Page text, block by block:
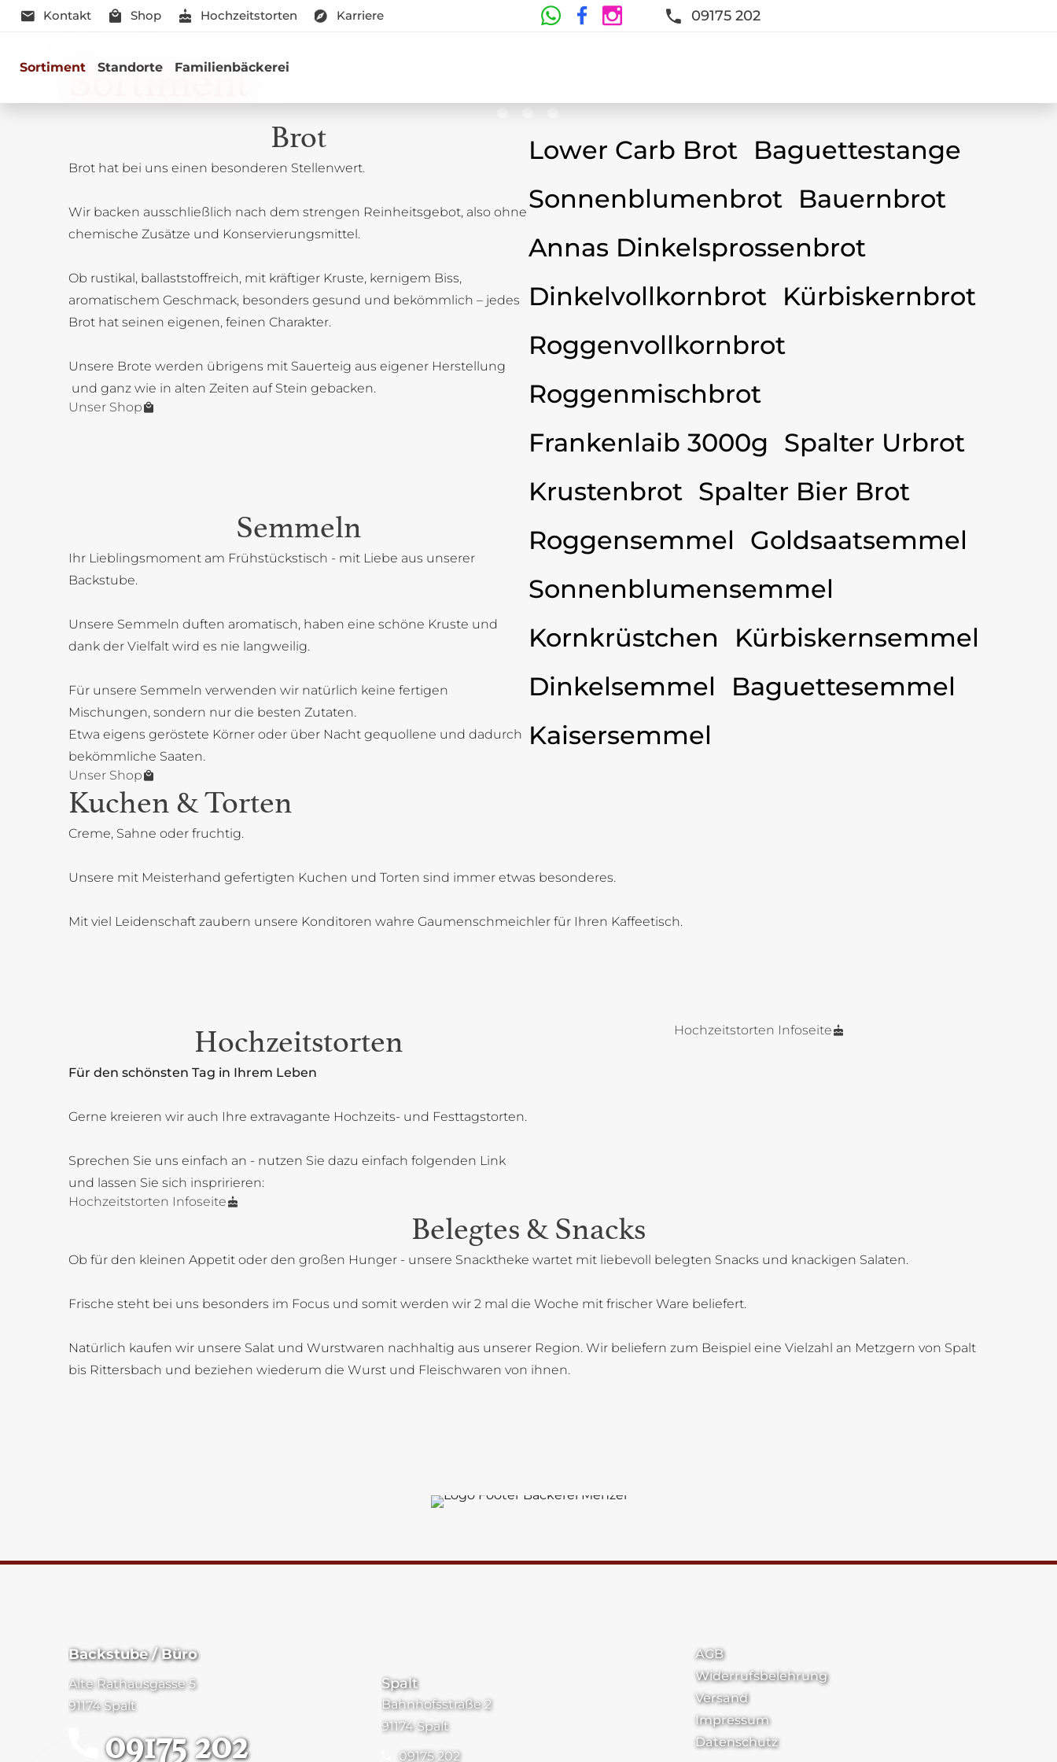
Kontakt Shop Hochzeitstorten Karriere 09175 202
Sortiment Standorte Familienbäckerei
Sortiment
Herzhaft oder süß - Beste Qualität und Frische sind garantiert
Brot
Brot hat bei uns einen besonderen Stellenwert.
Wir backen ausschließlich nach dem strengen Reinheitsgebot, also ohne
chemische Zusätze und Konservierungsmittel.
Ob rustikal, ballaststoffreich, mit kräftiger Kruste, kernigem Biss,
aromatischem Geschmack, besonders gesund und bekömmlich – jedes
Brot hat seinen eigenen, feinen Charakter.
Unsere Brote werden übrigens mit Sauerteig aus eigener Herstellung
und ganz wie in alten Zeiten auf Stein gebacken.
Unser Shop
Lower Carb Brot Baguettestange
Sonnenblumenbrot Bauernbrot
Annas Dinkelsprossenbrot
Dinkelvollkornbrot Kürbiskernbrot
Roggenvollkornbrot
Roggenmischbrot
Frankenlaib 3000g Spalter Urbrot
Krustenbrot Spalter Bier Brot
Semmeln
Ihr Lieblingsmoment am Frühstückstisch - mit Liebe aus unserer
Backstube.
Unsere Semmeln duften aromatisch, haben eine schöne Kruste und
dank der Vielfalt wird es nie langweilig.
Für unsere Semmeln verwenden wir natürlich keine fertigen
Mischungen, sondern nur die besten Zutaten.
Etwa eigens geröstete Körner oder über Nacht gequollene und dadurch
bekömmliche Saaten.
Unser Shop
Roggensemmel
Goldsaatsemmel
Sonnenblumensemmel
Kornkrüstchen
Kürbiskernsemmel
Dinkelsemmel
Baguettesemmel
Kaisersemmel
Kuchen & Torten
Creme, Sahne oder fruchtig.
Unsere mit Meisterhand gefertigten Kuchen und Torten sind immer etwas besonderes.
Mit viel Leidenschaft zaubern unsere Konditoren wahre Gaumenschmeichler für Ihren Kaffeetisch.
Hochzeitstorten
Für den schönsten Tag in Ihrem Leben
Gerne kreieren wir auch Ihre extravagante Hochzeits- und Festtagstorten.
Sprechen Sie uns einfach an - nutzen Sie dazu einfach folgenden Link
und lassen Sie sich inspririeren:
Hochzeitstorten Infoseite
Hochzeitstorten Infoseite
Belegtes & Snacks
Ob für den kleinen Appetit oder den großen Hunger - unsere Snacktheke wartet mit liebevoll belegten Snacks und knackigen Salaten.
Frische steht bei uns besonders im Focus und somit werden wir 2 mal die Woche mit frischer Ware beliefert.
Natürlich kaufen wir unsere Salat und Wurstwaren nachhaltig aus unserer Region. Wir beliefern zum Beispiel eine Vielzahl an Metzgern von Spalt
bis Rittersbach und beziehen wiederum die Wurst und Fleischwaren von ihnen.
Backstube / Büro
Alte Rathausgasse 5
91174 Spalt
09175 202
Spalt
Bahnhofsstraße 2
91174 Spalt
09175 202
AGB
Widerrufsbelehrung
Versand
Impressum
Datenschutz